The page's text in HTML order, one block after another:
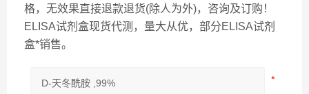
格，无效果直接退款退货(除人为外)，咨询及订购！
ELISA试剂盒现货代测，量大从优，部分ELISA试剂
盒*销售。